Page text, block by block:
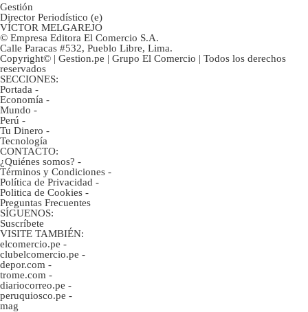
Gestión
Director Periodístico (e)
VÍCTOR MELGAREJO
© Empresa Editora El Comercio S.A.
Calle Paracas #532, Pueblo Libre, Lima.
Copyright© | Gestion.pe | Grupo El Comercio | Todos los derechos
reservados
SECCIONES:
Portada -
Economía -
Mundo -
Perú -
Tu Dinero -
Tecnología
CONTACTO:
¿Quiénes somos? -
Términos y Condiciones -
Política de Privacidad -
Politica de Cookies -
Preguntas Frecuentes
SÍGUENOS:
Suscríbete
VISITE TAMBIÉN:
elcomercio.pe -
clubelcomercio.pe -
depor.com -
trome.com -
diariocorreo.pe -
peruquiosco.pe -
mag